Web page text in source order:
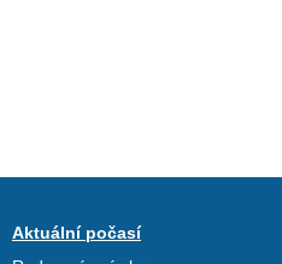
Aktuální počasí